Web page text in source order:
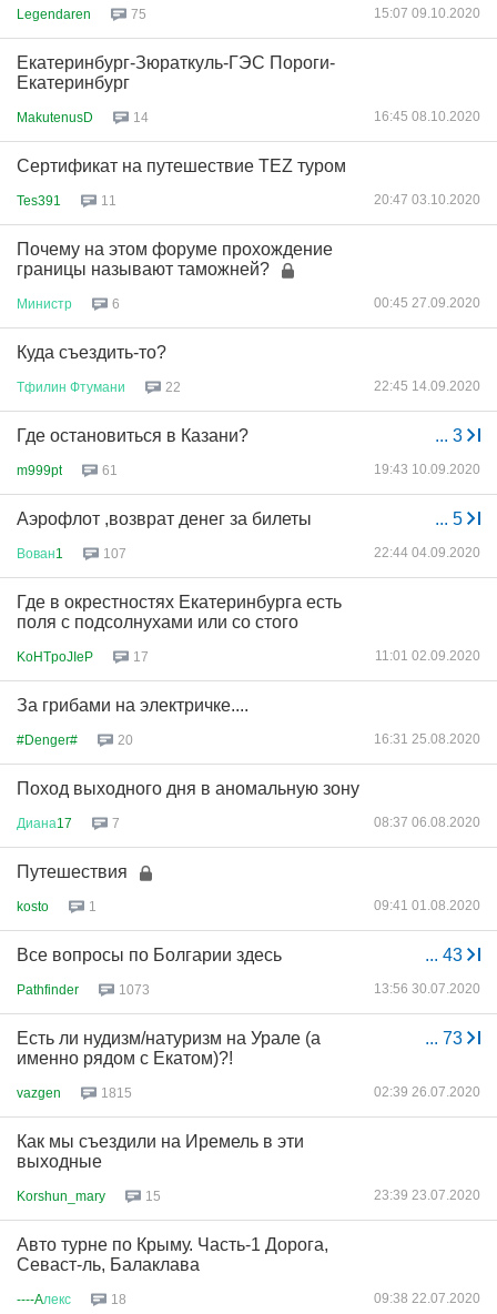
Legendaren 75 15:07 09.10.2020
Екатеринбург-Зюраткуль-ГЭС Пороги-
Екатеринбург
MakutenusD 14 16:45 08.10.2020
Сертификат на путешествие TEZ туром
Tes391 11 20:47 03.10.2020
Почему на этом форуме прохождение
границы называют таможней?
Министр 6 00:45 27.09.2020
Куда съездить-то?
Тфилин Фтумани 22 22:45 14.09.2020
... 3
Где остановиться в Казани?
m999pt 61 19:43 10.09.2020
... 5
Аэрофлот ,возврат денег за билеты
Вован1 107 22:44 04.09.2020
Где в окрестностях Екатеринбурга есть
поля с подсолнухами или со стого
KoHTpoJIeP 17 11:01 02.09.2020
За грибами на электричке....
#Denger# 20 16:31 25.08.2020
Поход выходного дня в аномальную зону
Диана17 7 08:37 06.08.2020
Путешествия
kosto 1 09:41 01.08.2020
... 43
Все вопросы по Болгарии здесь
Pathfinder 1073 13:56 30.07.2020
... 73
Есть ли нудизм/натуризм на Урале (а
именно рядом с Екатом)?!
vazgen 1815 02:39 26.07.2020
Как мы съездили на Иремель в эти
выходные
Korshun_mary 15 23:39 23.07.2020
Авто турне по Крыму. Часть-1 Дорога,
Севаст-ль, Балаклава
----Aлекс 18 09:38 22.07.2020